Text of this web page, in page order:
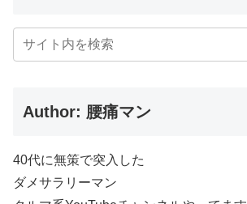
Author: 腰痛マン
40代に無策で突入した
ダメサラリーマン